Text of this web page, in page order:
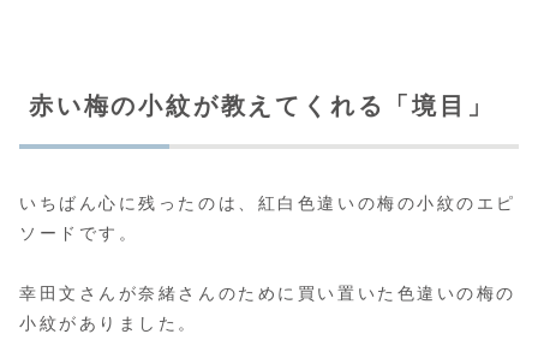
赤い梅の小紋が教えてくれる「境目」
いちばん心に残ったのは、紅白色違いの梅の小紋のエピ
ソードです。
幸田文さんが奈緒さんのために買い置いた色違いの梅の
小紋がありました。